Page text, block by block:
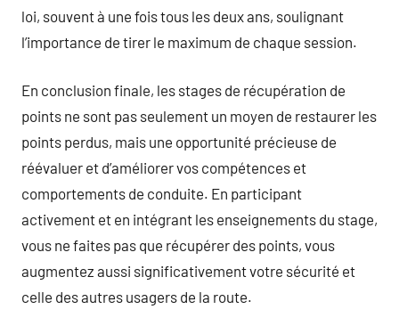
loi, souvent à une fois tous les deux ans, soulignant
l’importance de tirer le maximum de chaque session.
En conclusion finale, les stages de récupération de
points ne sont pas seulement un moyen de restaurer les
points perdus, mais une opportunité précieuse de
réévaluer et d’améliorer vos compétences et
comportements de conduite. En participant
activement et en intégrant les enseignements du stage,
vous ne faites pas que récupérer des points, vous
augmentez aussi significativement votre sécurité et
celle des autres usagers de la route.